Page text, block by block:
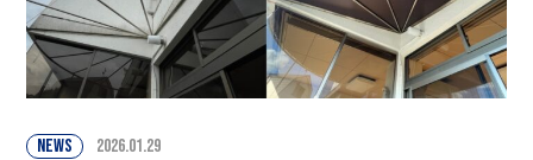
NEWS 2026.01.29